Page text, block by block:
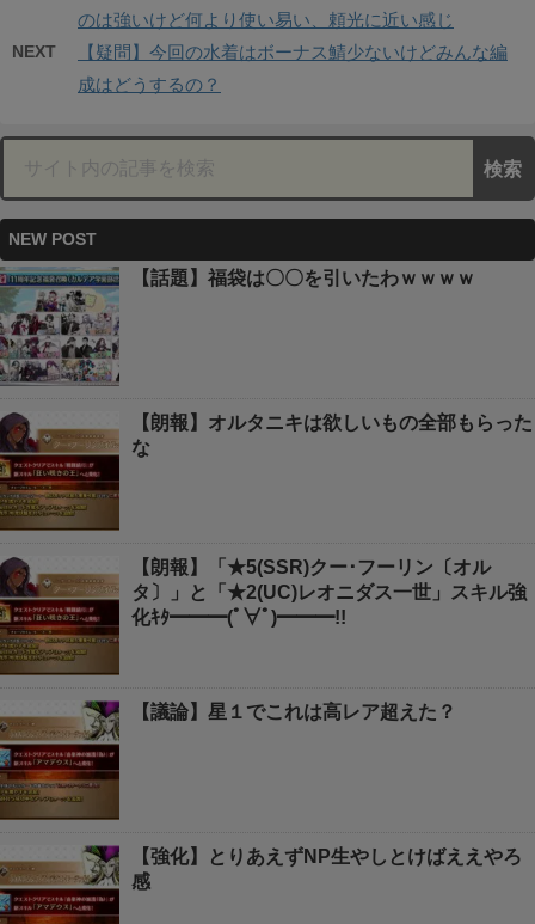
のは強いけど何より使い易い、頼光に近い感じ
NEXT
【疑問】今回の水着はボーナス鯖少ないけどみんな編
成はどうするの？
NEW POST
【話題】福袋は〇〇を引いたわｗｗｗｗ
【朗報】オルタニキは欲しいもの全部もらった
な
【朗報】「★5(SSR)クー･フーリン〔オル
タ〕」と「★2(UC)レオニダス一世」スキル強
化ｷﾀ━━━(ﾟ∀ﾟ)━━━!!
【議論】星１でこれは高レア超えた？
【強化】とりあえずNP生やしとけばええやろ
感